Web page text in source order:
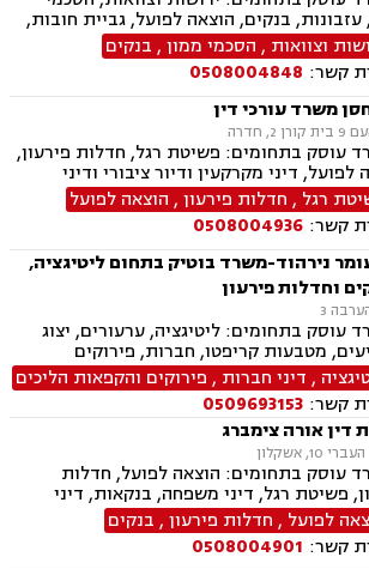
עזבונות, בנקים, הוצאה לפועל, גביית חובות,
פירעון, פינוי מושכר, נזקי גוף ותאונות,
דרכים, מקרקעין ונדל"ן, עסקאות מכר דירה
וצוואות , הסכמי ממון, בנקים
קשר: 0508004848
משרד עורכי דין
חדרה
עוסק בתחומים: פשיטת רגל, חדלות פירעון,
לפועל, דיני מקרקעין ודיור ציבורי ודיני
ביטוח לאומי, תעבורה.
רגל , חדלות פירעון, הוצאה לפועל
קשר: 0508004936
נירהוד-משרד בוטיק בתחום ליטיגציה,
וחדלות פירעון
3
עוסק בתחומים: ליטיגציה, ערעורים, יצוג
מטבעות קריפטו, חברות, פירוקים
, דיני חברות , פירוקים והקפאות הליכים
קשר: 0509693153
דין אורה צימברג
10, אשקלון
עוסק בתחומים: הוצאה לפועל, חדלות
פשיטת רגל, דיני משפחה, בנקאות, דיני
ומסחרלפועל , חדלות פירעון, בנקים
קשר: 0508004901